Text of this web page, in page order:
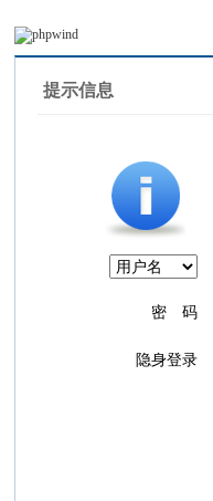
提示信息
密 码
隐身登录